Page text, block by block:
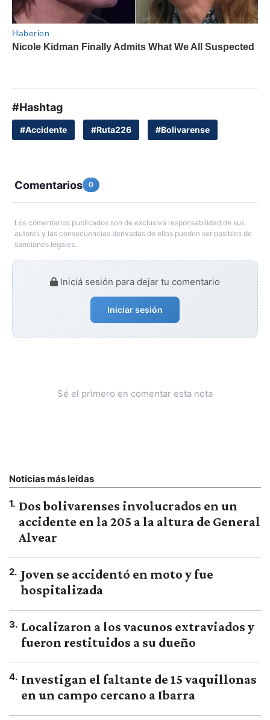
#Hashtag
#Accidente #Ruta226 #Bolivarense
Comentarios 0
Los comentarios publicados son de exclusiva responsabilidad de sus
autores y las consecuencias derivadas de ellos pueden ser pasibles de
sanciones legales.
Iniciá sesión para dejar tu comentario
Iniciar sesión
Sé el primero en comentar esta nota
Noticias más leídas
1. Dos bolivarenses involucrados en un
accidente en la 205 a la altura de General
Alvear
2. Joven se accidentó en moto y fue
hospitalizada
3. Localizaron a los vacunos extraviados y
fueron restituidos a su dueño
4. Investigan el faltante de 15 vaquillonas
en un campo cercano a Ibarra